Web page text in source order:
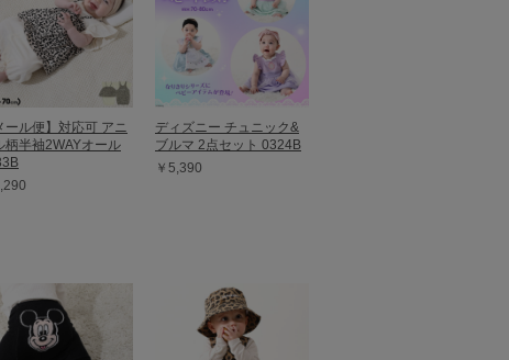
ール便】対応可 アニ
柄半袖2WAYオール
ディズニー チュニック&
ブルマ 2点セット 0324B
￥5,390